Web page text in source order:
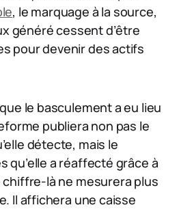
, le marquage à la source,
généré cessent d’être
pour devenir des actifs
le basculement a eu lieu
publiera non pas le
détecte, mais le
qu’elle a réaffecté grâce à
là ne mesurera plus
Il affichera une caisse